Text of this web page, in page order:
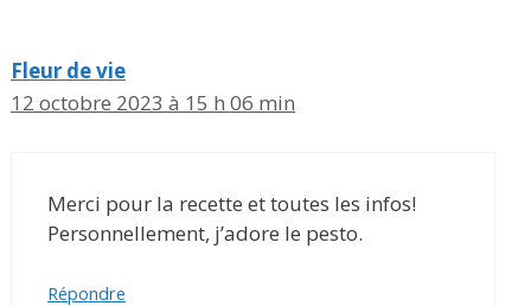
Fleur de vie
12 octobre 2023 à 15 h 06 min
Merci pour la recette et toutes les infos!
Personnellement, j’adore le pesto.
Répondre